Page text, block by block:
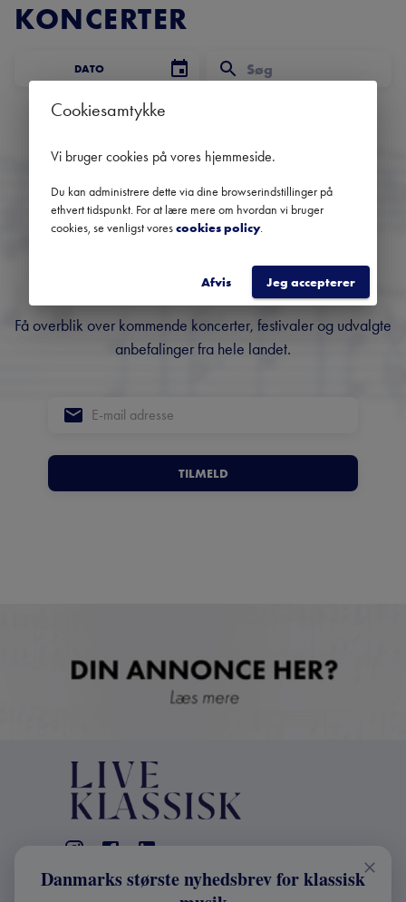
KONCERTER
DATO
Ingen kommende koncerter
Danmarks største
musik
Få overblik over kommende koncerter, festivaler og udvalgte
anbefalinger fra hele landet.
TILMELD
KONTAKT
Danmarks største nyhedsbrev for klassisk
Cookiesamtykke
Vi bruger cookies på vores hjemmeside.
Du kan administrere dette via dine browserindstillinger på
ethvert tidspunkt. For at lære mere om hvordan vi bruger
cookies, se venligst vorescookies policy.
Afvis Jeg accepterer